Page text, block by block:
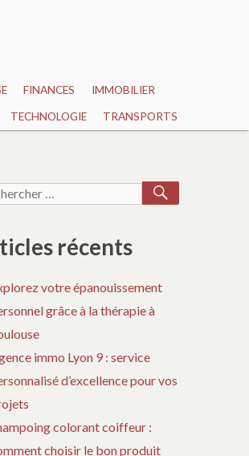
FINANCES IMMOBILIER
TECHNOLOGIE TRANSPORTS
récents
votre épanouissement
grâce à la thérapie à
immo Lyon 9 : service
d’excellence pour vos
colorant coiffeur :
choisir le bon produit